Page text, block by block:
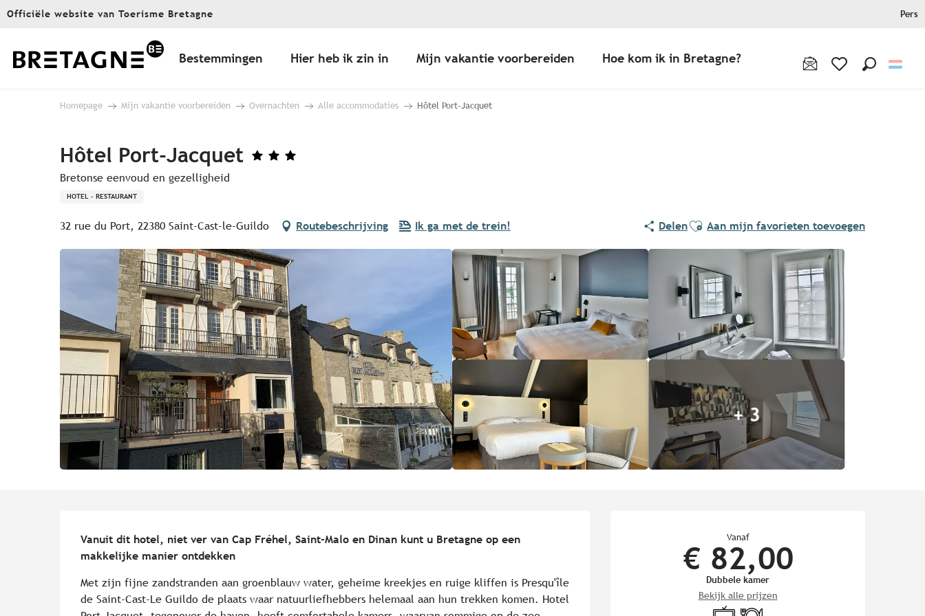
Aller
principal
Officiële website van Toerisme Bretagne Pers
Bestemmingen Hier heb ik zin in Mijn vakantie voorbereiden Hoe kom ik in Bretagne?
Homepage Mijn vakantie voorbereiden Overnachten Alle accommodaties Hôtel Port-Jacquet
Hôtel Port-Jacquet
Bretonse eenvoud en gezelligheid
HOTEL - RESTAURANT
32 rue du Port, 22380 Saint-Cast-le-Guildo Routebeschrijving Ik ga met de trein! DelenAjouter aux favoris
Aan mijn favorieten toevoegen
+ 3
Vanaf
€ 82,00
Dubbele kamer
Bekijk alle prijzen
TelevisieRestaurant
Vanuit dit hotel, niet ver van Cap Fréhel, Saint-Malo en Dinan kunt u Bretagne op een
makkelijke manier ontdekken
Met zijn fijne zandstranden aan groenblauw water, geheime kreekjes en ruige kliffen is Presqu'île
de Saint-Cast-Le Guildo de plaats waar natuurliefhebbers helemaal aan hun trekken komen. Hotel